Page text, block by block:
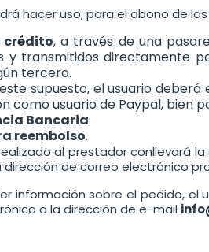
hacer uso, para el abono de
crédito, a través de una
y transmitidos directamente
tercero.
este supuesto, el usuario
como usuario de Paypal, bien
Bancaria.
reembolso.
al prestador conllevará
de correo electrónico
información sobre el pedido,
a la dirección de e-mail